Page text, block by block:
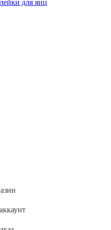
для яиц